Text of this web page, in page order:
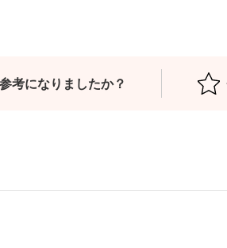
考になりましたか？